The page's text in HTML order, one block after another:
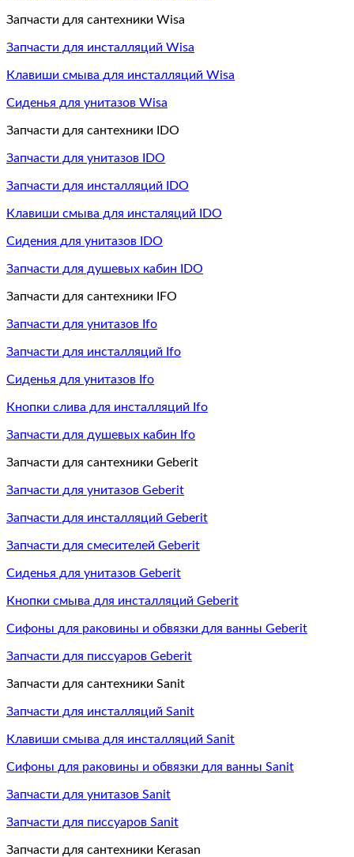
Запчасти для сантехники Wisa
Запчасти для инсталляций Wisa
Клавиши смыва для инсталляций Wisa
Сиденья для унитазов Wisa
Запчасти для сантехники IDO
Запчасти для унитазов IDO
Запчасти для инсталляций IDO
Клавиши смыва для инсталяций IDO
Сидения для унитазов IDO
Запчасти для душевых кабин IDO
Запчасти для сантехники IFO
Запчасти для унитазов Ifo
Запчасти для инсталляций Ifo
Сиденья для унитазов Ifo
Кнопки слива для инсталляций Ifo
Запчасти для душевых кабин Ifo
Запчасти для сантехники Geberit
Запчасти для унитазов Geberit
Запчасти для инсталляций Geberit
Запчасти для смесителей Geberit
Сиденья для унитазов Geberit
Кнопки смыва для инсталляций Geberit
Сифоны для раковины и обвязки для ванны Geberit
Запчасти для писсуаров Geberit
Запчасти для сантехники Sanit
Запчасти для инсталляций Sanit
Клавиши смыва для инсталляций Sanit
Сифоны для раковины и обвязки для ванны Sanit
Запчасти для унитазов Sanit
Запчасти для писсуаров Sanit
Запчасти для сантехники Kerasan